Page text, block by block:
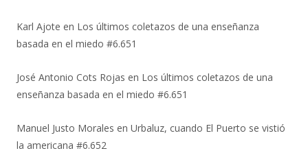
Karl Ajote en Los últimos coletazos de una enseñanza
basada en el miedo #6.651
José Antonio Cots Rojas en Los últimos coletazos de una
enseñanza basada en el miedo #6.651
Manuel Justo Morales en Urbaluz, cuando El Puerto se vistió
la americana #6.652